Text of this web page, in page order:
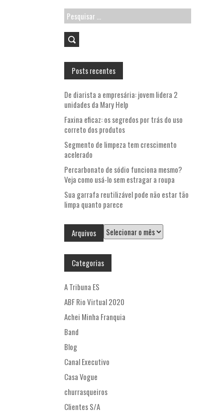
Pesquisar
por:
Posts recentes
De diarista a empresária: jovem lidera 2
unidades da Mary Help
Faxina eficaz: os segredos por trás do uso
correto dos produtos
Segmento de limpeza tem crescimento
acelerado
Percarbonato de sódio funciona mesmo?
Veja como usá-lo sem estragar a roupa
Sua garrafa reutilizável pode não estar tão
limpa quanto parece
Arquivos Arquivos
Categorias
A Tribuna ES
ABF Rio Virtual 2020
Achei Minha Franquia
Band
Blog
Canal Executivo
Casa Vogue
churrasqueiros
Clientes S/A